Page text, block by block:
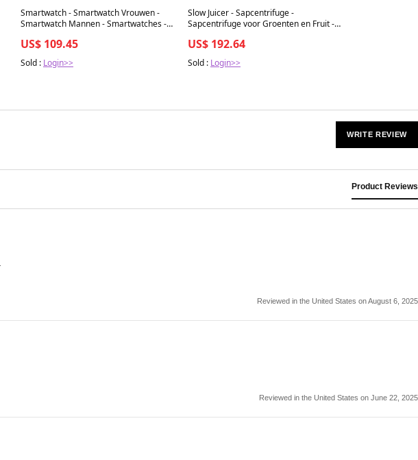
Best in 7 days
Smartwatch - Smartwatch Vrouwen -
Smartwatch Mannen - Smartwatches -
dagen batterijduur- Zwart
US$ 109.45
Sold : Login>>
Best in 7 days
Slow Juicer - Sapcentrifuge -
Sapcentrifuge voor Groenten en Fruit -
Commercial Grade - Timer Blender -
Mixer - Sapcentrifuge - Fruit Food
Processor - Ijs Smoothies - BPA Vrije 2L
US$ 192.64
Sold : Login>>
WRITE REVIEW
Product Reviews
Reviewed in the United States on August 6, 2025
Reviewed in the United States on June 22, 2025